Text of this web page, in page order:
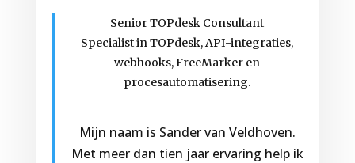
Senior TOPdesk Consultant
Specialist in TOPdesk, API-integraties,
webhooks, FreeMarker en
procesautomatisering.
Mijn naam is Sander van Veldhoven.
Met meer dan tien jaar ervaring help ik